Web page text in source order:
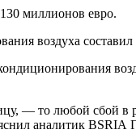
миллионов евро.
воздуха
— то любой сбой в
аналитик BSRIA